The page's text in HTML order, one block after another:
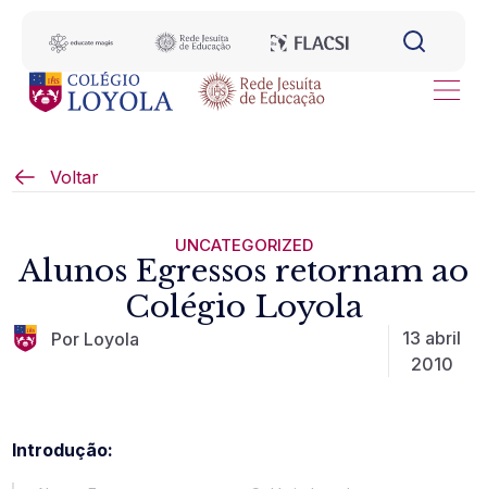
Voltar
UNCATEGORIZED
Alunos Egressos retornam ao
Colégio Loyola
Por Loyola
13 abril
2010
Introdução: